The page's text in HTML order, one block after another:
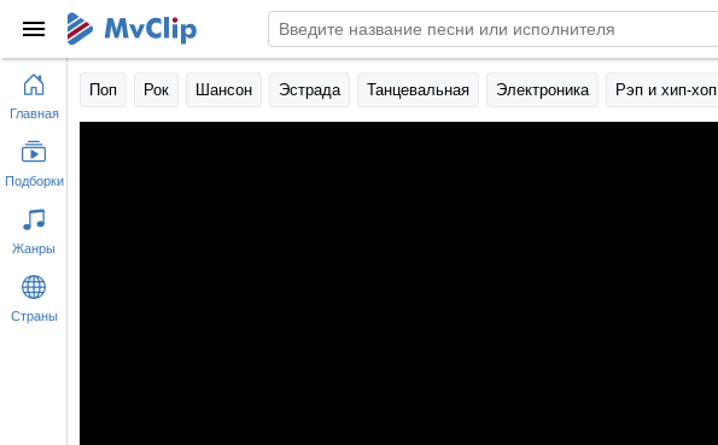
Поп Рок Шансон Эстрада Танцевальная Электроника Рэп и хип-хоп
Главная
Подборки
Жанры
Страны